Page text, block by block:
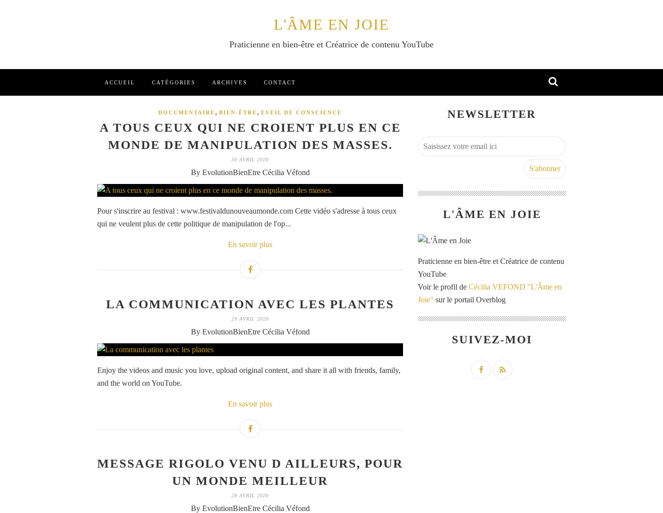
L'ÂME EN JOIE
Praticienne en bien-être et Créatrice de contenu YouTube
ACCUEIL CATÉGORIES ARCHIVES CONTACT
DOCUMENTAIRE , BIEN-ÊTRE , EVEIL DE CONSCIENCE
A TOUS CEUX QUI NE CROIENT PLUS EN CE
MONDE DE MANIPULATION DES MASSES.
30 AVRIL 2020
By EvolutionBienEtre Cécilia Véfond
Pour s'inscrire au festival : www.festivaldunouveaumonde.com Cette vidéo s'adresse à tous ceux
qui ne veulent plus de cette politique de manipulation de l'op...
En savoir plus
LA COMMUNICATION AVEC LES PLANTES
29 AVRIL 2020
By EvolutionBienEtre Cécilia Véfond
Enjoy the videos and music you love, upload original content, and share it all with friends, family,
and the world on YouTube.
En savoir plus
MESSAGE RIGOLO VENU D AILLEURS, POUR
UN MONDE MEILLEUR
28 AVRIL 2020
By EvolutionBienEtre Cécilia Véfond
NEWSLETTER
L'ÂME EN JOIE
Praticienne en bien-être et Créatrice de contenu
YouTube
Voir le profil de Cécilia VEFOND "L'Âme en
Joie" sur le portail Overblog
SUIVEZ-MOI